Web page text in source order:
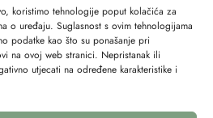
koristimo tehnologije poput kolačića za
o uređaju. Suglasnost s ovim tehnologijama
podatke kao što su ponašanje pri
na ovoj web stranici. Nepristanak ili
utjecati na određene karakteristike i